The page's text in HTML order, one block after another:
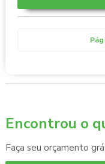
Encontrou o
Faça seu orçamento